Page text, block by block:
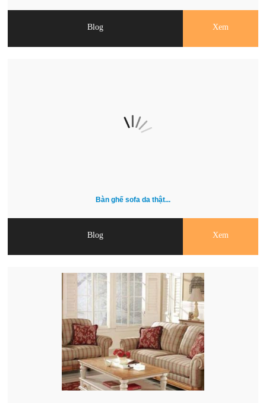
Blog Xem
Bàn ghế sofa da thật...
Blog Xem